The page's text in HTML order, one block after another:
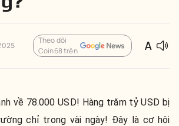
Theo dõi
Coin68 trên
về 78.000 USD! Hàng trăm tỷ USD bị
chỉ trong vài ngày! Đây là cơ hội